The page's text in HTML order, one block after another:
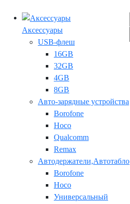
Аксессуары
USB-флеш
16GB
32GB
4GB
8GB
Авто-зарядные устройства
Borofone
Hoco
Qualcomm
Remax
Автодержатели,Автотабло
Borofone
Hoco
Универсальный